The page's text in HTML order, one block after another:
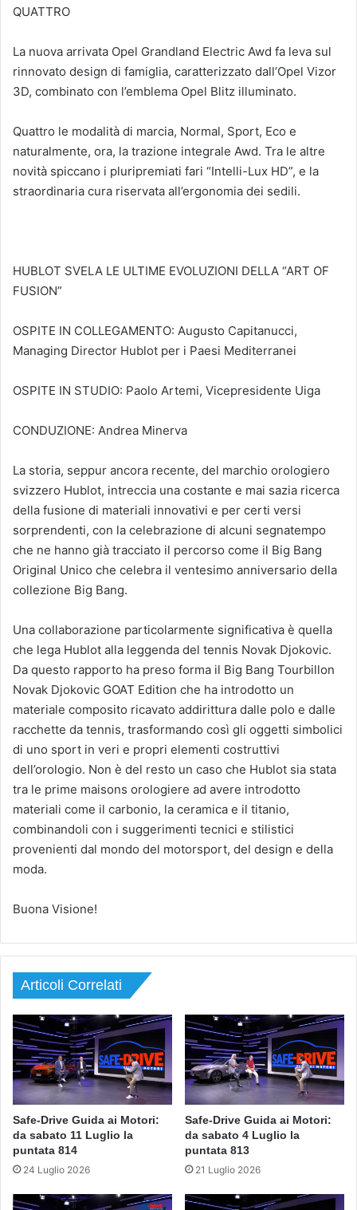
QUATTRO
La nuova arrivata Opel Grandland Electric Awd fa leva sul
rinnovato design di famiglia, caratterizzato dall’Opel Vizor
3D, combinato con l’emblema Opel Blitz illuminato.
Quattro le modalità di marcia, Normal, Sport, Eco e
naturalmente, ora, la trazione integrale Awd. Tra le altre
novità spiccano i pluripremiati fari “Intelli-Lux HD”, e la
straordinaria cura riservata all’ergonomia dei sedili.
HUBLOT SVELA LE ULTIME EVOLUZIONI DELLA “ART OF
FUSION”
OSPITE IN COLLEGAMENTO: Augusto Capitanucci,
Managing Director Hublot per i Paesi Mediterranei
OSPITE IN STUDIO: Paolo Artemi, Vicepresidente Uiga
CONDUZIONE: Andrea Minerva
La storia, seppur ancora recente, del marchio orologiero
svizzero Hublot, intreccia una costante e mai sazia ricerca
della fusione di materiali innovativi e per certi versi
sorprendenti, con la celebrazione di alcuni segnatempo
che ne hanno già tracciato il percorso come il Big Bang
Original Unico che celebra il ventesimo anniversario della
collezione Big Bang.
Una collaborazione particolarmente significativa è quella
che lega Hublot alla leggenda del tennis Novak Djokovic.
Da questo rapporto ha preso forma il Big Bang Tourbillon
Novak Djokovic GOAT Edition che ha introdotto un
materiale composito ricavato addirittura dalle polo e dalle
racchette da tennis, trasformando così gli oggetti simbolici
di uno sport in veri e propri elementi costruttivi
dell’orologio. Non è del resto un caso che Hublot sia stata
tra le prime maisons orologiere ad avere introdotto
materiali come il carbonio, la ceramica e il titanio,
combinandoli con i suggerimenti tecnici e stilistici
provenienti dal mondo del motorsport, del design e della
moda.
Buona Visione!
Articoli Correlati
Safe-Drive Guida ai Motori:
da sabato 11 Luglio la
puntata 814
24 Luglio 2026
Safe-Drive Guida ai Motori:
da sabato 4 Luglio la
puntata 813
21 Luglio 2026